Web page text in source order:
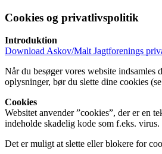
Cookies og privatlivspolitik
Introduktion
Download Askov/Malt Jagtforenings
Når du besøger vores website
oplysninger, bør du slette dine cookies
Cookies
Websitet anvender ”cookies”, der er en
indeholde skadelig kode som f.eks. virus.
Det er muligt at slette eller blokere for